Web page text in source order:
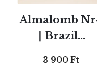
Almalomb
∣ Brazil...
3 900 Ft